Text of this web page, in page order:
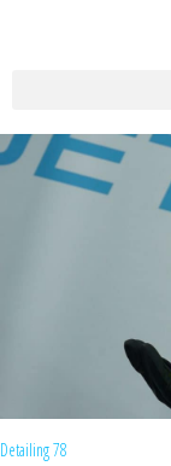
Detailing 78